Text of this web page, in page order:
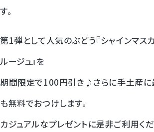
桃
温室みかん(ハウスみかん)
す。
第1弾として人気のぶどう『シャインマスカ
ルージュ』を
期間限定で100円引き♪さらに手土産に
も無料でおつけします。
カジュアルなプレゼントに是非ご利用くだ